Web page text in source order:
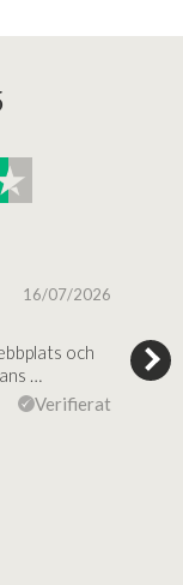
16/07/2026
och
…
Verifierat
Jag